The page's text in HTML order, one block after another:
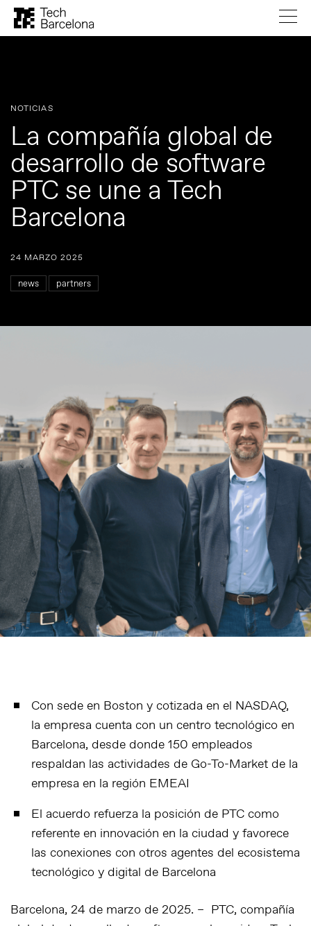
NOTICIAS
La compañía global de
desarrollo de software
PTC se une a Tech
Barcelona
24 MARZO 2025
news partners
Con sede en Boston y cotizada en el NASDAQ,
la empresa cuenta con un centro tecnológico en
Barcelona, desde donde 150 empleados
respaldan las actividades de Go-To-Market de la
empresa en la región EMEAI
El acuerdo refuerza la posición de PTC como
referente en innovación en la ciudad y favorece
las conexiones con otros agentes del ecosistema
tecnológico y digital de Barcelona
Barcelona, 24 de marzo de 2025. – PTC, compañía